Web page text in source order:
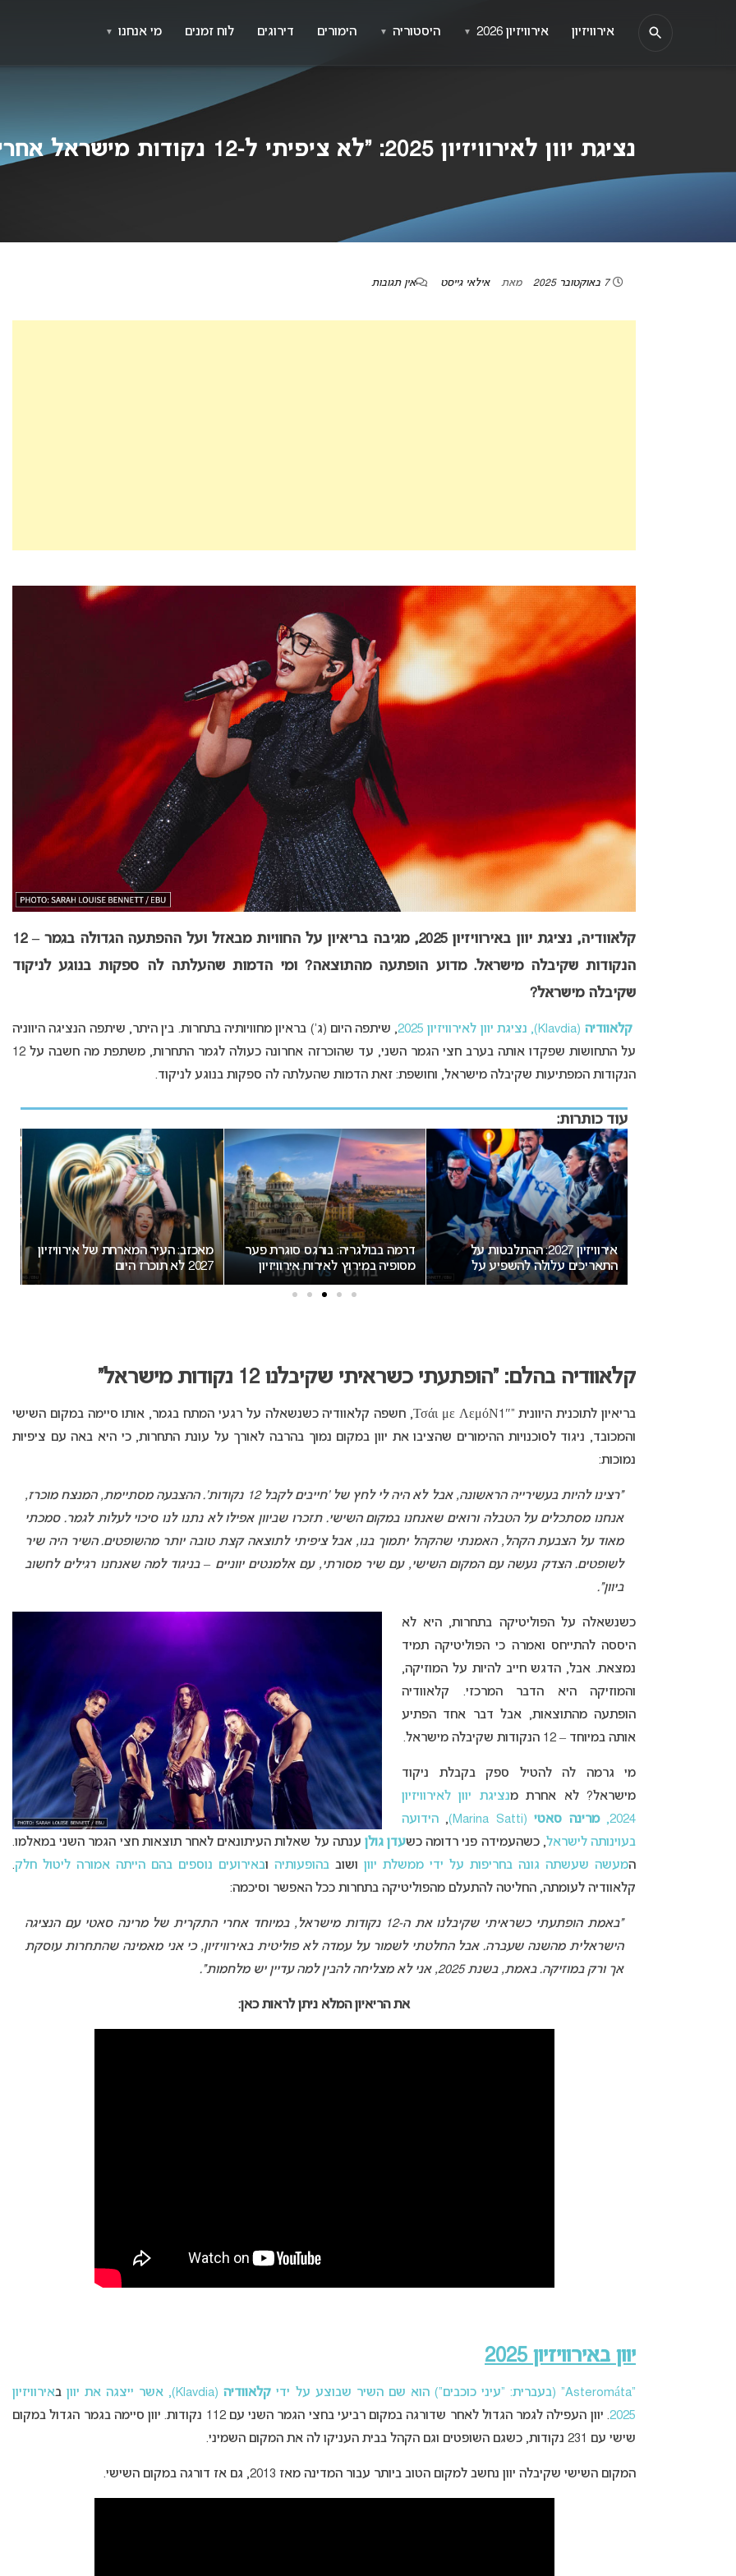
נציגת יוון לאירוויזיון 2025: “לא ציפיתי ל-12 נקודות מישראל אחרי מה שקרה שנה שעברה”
7 באוקטובר 2025 מאת אילאי גייסט אין תגובות
קלאוודיה, נציגת יוון באירוויזיון 2025
, מגיבה בריאיון על החוויות מבאזל ועל ההפתעה הגדולה בגמר – 12
הנקודות שקיבלה מישראל. מדוע הופתעה מהתוצאה? ומי הדמות שהעלתה לה ספקות בנוגע לניקוד
שקיבלה מישראל?
קלאוודיה (Klavdia), נציגת יוון לאירוויזיון 2025
, שיתפה היום (ג’) בראיון מחוויותיה בתחרות. בין היתר, שיתפה הנציגה היווניה
על התחושות שפקדו אותה בערב חצי הגמר השני, עד שהוכרזה אחרונה כעולה לגמר התחרות, משתפת מה חשבה על 12
הנקודות המפתיעות שקיבלה מישראל, וחושפת: זאת הדמות שהעלתה לה ספקות בנוגע לניקוד.
עוד כותרות:
אירוויזיון 2027: ההתלבטות על
התאריכים עלולה להשפיע על
דרמה בבולגריה: בורגס סוגרת פער
מסופיה במירוץ לאירוח אירוויזיון
2027
מאכזב: העיר המארחת של אירוויזיון
2027 לא תוכרז היום
עובר על החוק: למה
פוליטיקה באירוויזיון?
קלאוודיה בהלם: “הופתעתי כשראיתי שקיבלנו 12 נקודות מישראל”
בריאיון לתוכנית היוונית “Τσάι με ΛεμόΝ1″, חשפה קלאוודיה
כשנשאלה על רגעי המתח בגמר, אותו סיימה במקום השישי
והמכובד, ניגוד לסוכנויות ההימורים שהציבו את יוון במקום נמוך בהרבה לאורך על עונת התחרות, כי היא באה עם ציפיות
נמוכות:
“רצינו להיות בעשירייה הראשונה, אבל לא היה לי לחץ של ‘חייבים לקבל 12 נקודות’. ההצבעה מסתיימת, המנצח מוכרז,
אנחנו מסתכלים על הטבלה ורואים שאנחנו במקום השישי. תזכרו שביוון אפילו לא נתנו לנו סיכוי לעלות לגמר. סמכתי
מאוד על הצבעת הקהל, האמנתי שהקהל יתמוך בנו, אבל ציפיתי לתוצאה קצת טובה יותר מהשופטים. השיר היה שיר
לשופטים. הצדק נעשה עם המקום השישי, עם שיר מסורתי, עם אלמנטים יווניים – בניגוד למה שאנחנו רגילים לחשוב
ביוון”.
כשנשאלה על הפוליטיקה בתחרות, היא לא
היססה להתייחס ואמרה כי הפוליטיקה תמיד
נמצאת. אבל, הדגש חייב להיות על המוזיקה,
והמוזיקה היא הדבר המרכזי. קלאוודיה
הופתעה מהתוצאות, אבל דבר אחד הפתיע
אותה במיוחד – 12 הנקודות שקיבלה מישראל.
מי גרמה לה להטיל ספק בקבלת ניקוד
מישראל? לא אחרת מנציגת יוון לאירוויזיון
2024,
מרינה סאטי(Marina Satti)
, הידועה
בעוינותה לישראל, כשהעמידה פני רדומה כשעדן גולן ענתה על שאלות העיתונאים לאחר תוצאות חצי הגמר השני במאלמו.
המעשה שעשתה גונה בחריפות על ידי ממשלת יוון ושוב בהופעותיה ובאירועים נוספים בהם הייתה אמורה ליטול חלק.
קלאוודיה לעומתה, החליטה להתעלם מהפוליטיקה בתחרות ככל האפשר וסיכמה:
“באמת הופתעתי כשראיתי שקיבלנו את ה-12 נקודות מישראל, במיוחד אחרי התקרית של מרינה סאטי עם הנציגה
הישראלית מהשנה שעברה. אבל החלטתי לשמור על עמדה לא פוליטית באירוויזיון, כי אני מאמינה שהתחרות עוסקת
אך ורק במוזיקה. באמת, בשנת 2025, אני לא מצליחה להבין למה עדיין יש מלחמות”.
את הריאיון המלא ניתן לראות כאן:
יוון באירוויזיון 2025
“Asteromáta” (בעברית: “עיני כוכבים”) הוא שם השיר שבוצע על ידי קלאוודיה (Klavdia), אשר ייצגה את יוון באירוויזיון
2025
. יוון העפילה לגמר הגדול לאחר שדורגה במקום רביעי בחצי הגמר השני עם 112 נקודות. יוון סיימה בגמר הגדול במקום
שישי עם 231 נקודות, כשגם השופטים וגם הקהל בבית העניקו לה את המקום השמיני.
המקום השישי שקיבלה יוון נחשב למקום הטוב ביותר עבור המדינה מאז 2013, גם אז דורגה במקום השישי.
אירוויזיון אירוויזיון 2026 ▼ היסטוריה ▼ הימורים דירוגים לוח זמנים מי אנחנו ▼